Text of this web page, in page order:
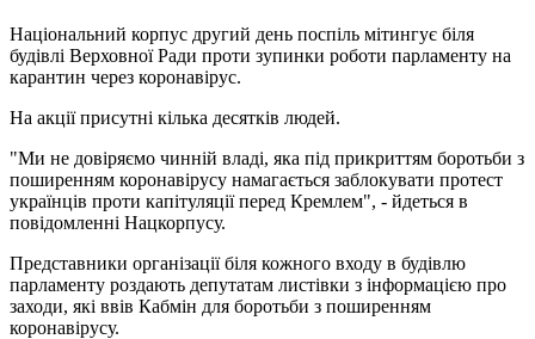
Національний корпус другий день поспіль мітингує біля
будівлі Верховної Ради проти зупинки роботи парламенту на
карантин через коронавірус.
На акції присутні кілька десятків людей.
"Ми не довіряємо чинній владі, яка під прикриттям боротьби з
поширенням коронавірусу намагається заблокувати протест
українців проти капітуляції перед Кремлем", - йдеться в
повідомленні Нацкорпусу.
Представники організації біля кожного входу в будівлю
парламенту роздають депутатам листівки з інформацією про
заходи, які ввів Кабмін для боротьби з поширенням
коронавірусу.